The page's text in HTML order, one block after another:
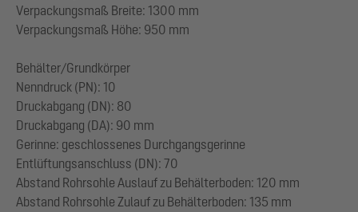
Verpackungsmaß Breite: 1300 mm
Verpackungsmaß Höhe: 950 mm
Behälter/Grundkörper
Nenndruck (PN): 10
Druckabgang (DN): 80
Druckabgang (DA): 90 mm
Gerinne: geschlossenes Durchgangsgerinne
Entlüftungsanschluss (DN): 70
Abstand Rohrsohle Auslauf zu Behälterboden: 120 mm
Abstand Rohrsohle Zulauf zu Behälterboden: 135 mm